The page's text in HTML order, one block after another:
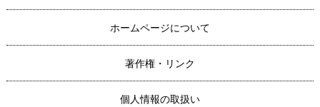
ホームページについて
著作権・リンク
個人情報の取扱い